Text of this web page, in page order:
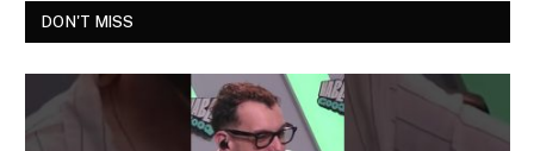
DON'T MISS